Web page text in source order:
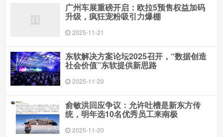
广州车展重磅开启：欧拉5预售权益加码
升级，疯狂宠粉吸引力爆棚
2025-11-21
东软解决方案论坛2025召开，“数据创造
社会价值”东软提供新思路
2025-11-20
俞敏洪回应争议：允许吐槽是新东方传
统，明年选10名优秀员工来南极
2025-11-20